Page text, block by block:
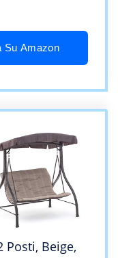
Su Amazon
Posti, Beige,